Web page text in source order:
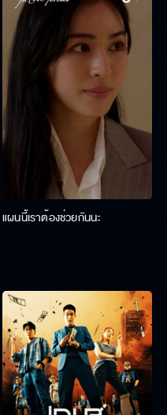
แผนนี้เราต้องช่วยกันนะ